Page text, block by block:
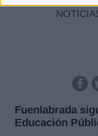
Fuenlabrada
Educación